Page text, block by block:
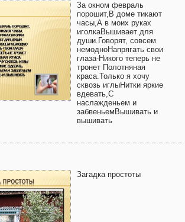
За окном февраль
порошит,В доме тикают
часы,А в моих руках
иголкаВышивает для
души.Говорят, совсем
немодноНапрягать свои
глаза-Никого теперь не
тронет Полотняная
краса.Только я хочу
сквозь иглыНитки яркие
вдевать,С
наслажденьем и
забвеньемВышивать и
вышивать
Загадка простоты